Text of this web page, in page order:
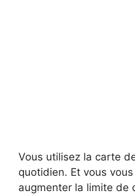
Vous utilisez la carte
quotidien. Et vous
augmenter la limite de